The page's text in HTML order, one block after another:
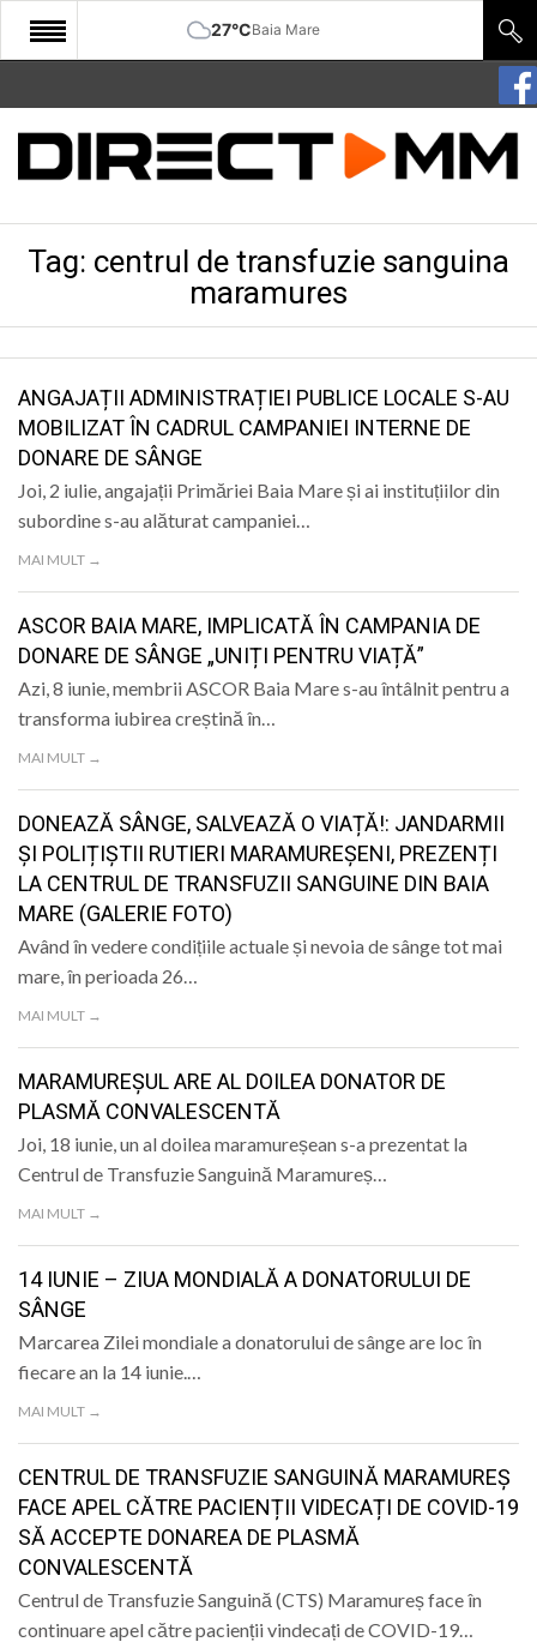
27°CBaia Mare
START
COMUNITATE
CULTURA
SANATATE
SPORT
SPECIAL
POLITIC
LIFE
Tag: centrul de transfuzie sanguina
maramures
ANGAJAȚII ADMINISTRAȚIEI PUBLICE LOCALE S-AU
MOBILIZAT ÎN CADRUL CAMPANIEI INTERNE DE
DONARE DE SÂNGE
Joi, 2 iulie, angajații Primăriei Baia Mare și ai instituțiilor din
subordine s-au alăturat campaniei…
MAI MULT →
ASCOR BAIA MARE, IMPLICATĂ ÎN CAMPANIA DE
DONARE DE SÂNGE „UNIȚI PENTRU VIAȚĂ”
Azi, 8 iunie, membrii ASCOR Baia Mare s-au întâlnit pentru a
transforma iubirea creștină în…
MAI MULT →
DONEAZĂ SÂNGE, SALVEAZĂ O VIAȚĂ!: JANDARMII
ȘI POLIȚIȘTII RUTIERI MARAMUREȘENI, PREZENȚI
LA CENTRUL DE TRANSFUZII SANGUINE DIN BAIA
MARE (GALERIE FOTO)
Având în vedere condițiile actuale și nevoia de sânge tot mai
mare, în perioada 26…
MAI MULT →
MARAMUREȘUL ARE AL DOILEA DONATOR DE
PLASMĂ CONVALESCENTĂ
Joi, 18 iunie, un al doilea maramureșean s-a prezentat la
Centrul de Transfuzie Sanguină Maramureș…
MAI MULT →
14 IUNIE – ZIUA MONDIALĂ A DONATORULUI DE
SÂNGE
Marcarea Zilei mondiale a donatorului de sânge are loc în
fiecare an la 14 iunie.…
MAI MULT →
CENTRUL DE TRANSFUZIE SANGUINĂ MARAMUREȘ
FACE APEL CĂTRE PACIENȚII VIDECAȚI DE COVID-19
SĂ ACCEPTE DONAREA DE PLASMĂ
CONVALESCENTĂ
Centrul de Transfuzie Sanguină (CTS) Maramureș face în
continuare apel către pacienții vindecați de COVID-19…